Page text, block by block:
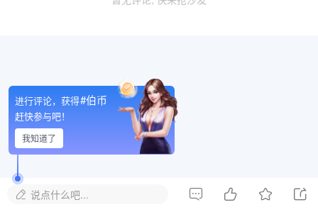
 说点什么吧...    
进行评论，获得#伯币
赶快参与吧！
我知道了